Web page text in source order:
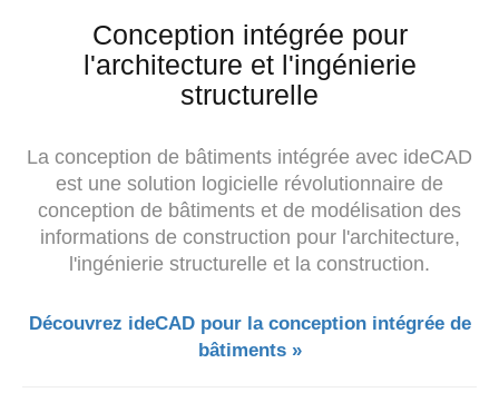
Conception intégrée pour
l'architecture et l'ingénierie
structurelle
La conception de bâtiments intégrée avec ideCAD
est une solution logicielle révolutionnaire de
conception de bâtiments et de modélisation des
informations de construction pour l'architecture,
l'ingénierie structurelle et la construction.
Découvrez ideCAD pour la conception intégrée de
bâtiments »